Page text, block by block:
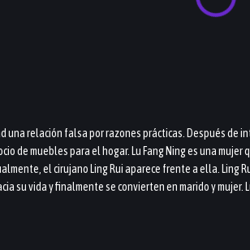
relación falsa por razones prácticas. Después de
de muebles para el hogar. Lu Fang Ning es una
el cirujano Ling Rui aparece frente a ella.
su vida y finalmente se convierten en marido y